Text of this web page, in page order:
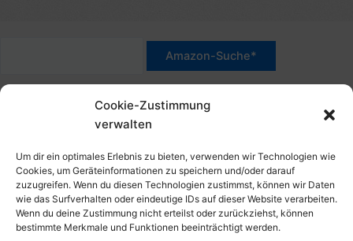
Cookie-Zustimmung
verwalten
Um dir ein optimales Erlebnis zu bieten, verwenden wir Technologien wie
Cookies, um Geräteinformationen zu speichern und/oder darauf
zuzugreifen. Wenn du diesen Technologien zustimmst, können wir Daten
wie das Surfverhalten oder eindeutige IDs auf dieser Website verarbeiten.
Wenn du deine Zustimmung nicht erteilst oder zurückziehst, können
bestimmte Merkmale und Funktionen beeinträchtigt werden.
*Werbehinweis für Links mit Hinweis "Amazon-Werbelink(s)",
"Amazon-Suche" und/oder mit Sternchen (*): Das sind Affiliate-
Link. Wenn Du auf der verlinkten Website etwas kaufst, erhalte
Aufschlag – und unterstützt diese Seite. Als Amazon-Partner
verdiene ich an qualifizierten Verkäufen. Dies gilt auch für
Klicks/Tipps auf Produktbilder, die mit einer Händler-Seite wie
Amazon verlinkt sind.